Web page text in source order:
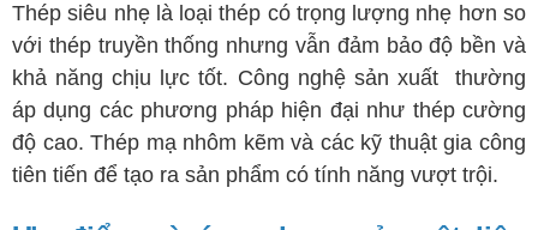
Thép siêu nhẹ là loại thép có trọng lượng nhẹ hơn so
với thép truyền thống nhưng vẫn đảm bảo độ bền và
khả năng chịu lực tốt. Công nghệ sản xuất thường
áp dụng các phương pháp hiện đại như thép cường
độ cao. Thép mạ nhôm kẽm và các kỹ thuật gia công
tiên tiến để tạo ra sản phẩm có tính năng vượt trội.